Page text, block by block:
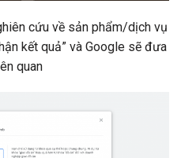
cứu về sản phẩm/dịch vụ
kết quả” và Google sẽ đưa
quan